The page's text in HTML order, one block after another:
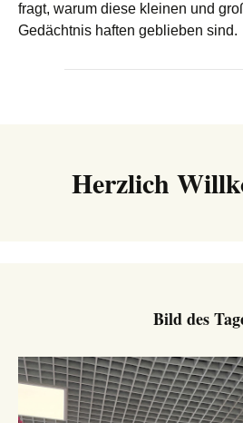
fragt, warum diese kleinen und
Gedächtnis haften geblieben sind.
Herzlich
Bild des